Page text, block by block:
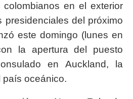
en el exterior
presidenciales del próximo
este domingo (lunes en
la apertura del puesto
en Auckland, la
país oceánico.